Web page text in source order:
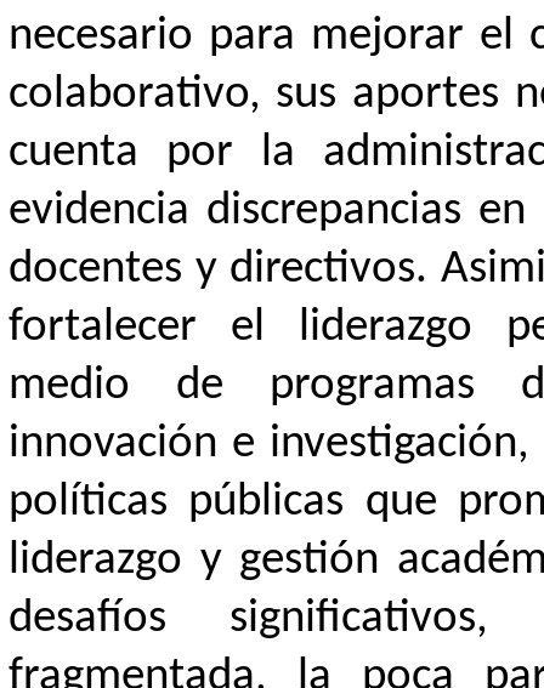
necesario para mejorar el
colaborativo, sus aportes
cuenta por la
evidencia discrepancias
docentes y directivos.
fortalecer el liderazgo
medio de programas
innovación e
políticas públicas que
liderazgo y gestión
desafíos
fragmentada, la poca